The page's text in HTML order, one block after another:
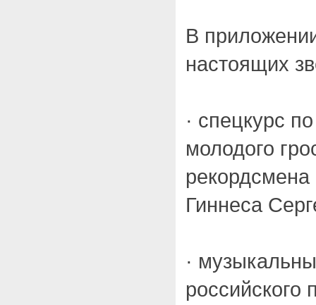
В
настоящих
· спецкурс
молодого
рекордсмена
Гиннеса
·
российского